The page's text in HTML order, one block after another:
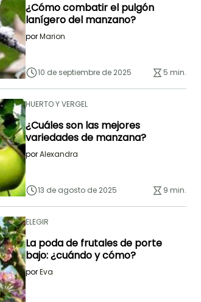
¿Cómo combatir el pulgón
lanígero del manzano?
porMarion
10 de septiembre de 2025 5 min.
HUERTO Y VERGEL
¿Cuáles son las mejores
variedades de manzana?
porAlexandra
13 de agosto de 2025 9 min.
ELEGIR
La poda de frutales de porte
bajo: ¿cuándo y cómo?
porEva